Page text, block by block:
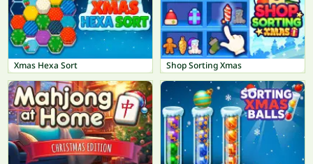
Xmas Hexa Sort Shop Sorting Xmas